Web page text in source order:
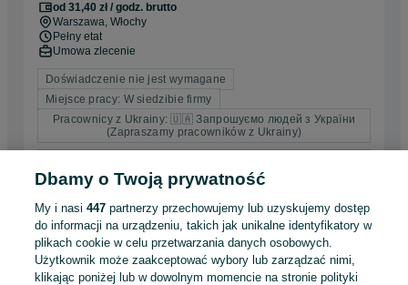
od 31,40 zł / godz. brutto
Warszawa, Włochy
Pełny etat
Umowa zlecenie
Doświadczenie nie jest wymagane
Miejsce pracy: W siedzibie firmy
Pracownicy z Ukrainy: 🇺🇦 Запрошуємо людей з України
(Zapraszamy pracowników z Ukrainy)
31 lipca 2026
Firma KISZECZKA zatrudni
sprzedawcę do delikatesów mięsnych-
WESOŁA
KISZECZKA
Dbamy o Twoją prywatność
My i nasi447 partnerzy przechowujemy lub uzyskujemy dostęp
do informacji na urządzeniu, takich jak unikalne identyfikatory w
plikach cookie w celu przetwarzania danych osobowych.
Użytkownik może zaakceptować wybory lub zarządzać nimi,
klikając poniżej lub w dowolnym momencie na stronie polityki